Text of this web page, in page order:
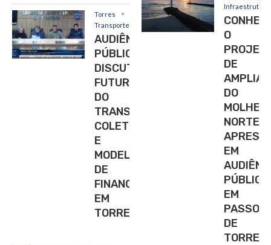
Torres
Transporte
AUDIÊNCIA
PÚBLICA
DISCUTE
FUTURO
DO
TRANSPORTE
COLETIVO
E
MODELO
DE
FINANCIAMENTO
EM
TORRES
Infraestrutura
O
DE
DO
MOLHE
NORTE
EM
PÚBLICA
EM
PASSO
DE